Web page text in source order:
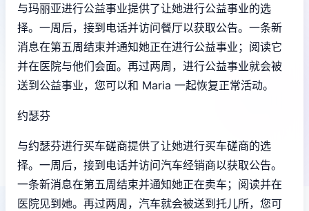
与玛丽亚进行公益事业提供了让她进行公益事业的选
择。一周后，接到电话并访问餐厅以获取公告。一条新
消息在第五周结束并通知她正在进行公益事业；阅读它
并在医院与他们会面。再过两周，进行公益事业就会被
送到公益事业，您可以和 Maria 一起恢复正常活动。
约瑟芬
与约瑟芬进行买车磋商提供了让她进行买车磋商的选
择。一周后，接到电话并访问汽车经销商以获取公告。
一条新消息在第五周结束并通知她正在卖车；阅读并在
医院见到她。再过两周，汽车就会被送到托儿所，您可